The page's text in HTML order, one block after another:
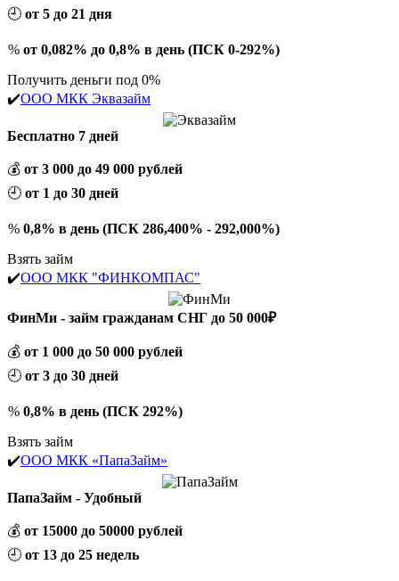
🕘 от 5 до 21 дня
% от 0,082% до 0,8% в день (ПСК 0-292%)
Получить деньги под 0%
✔️ООО МКК Эквазайм
Бесплатно 7 дней
💰 от 3 000 до 49 000 рублей
🕘 от 1 до 30 дней
% 0,8% в день (ПСК 286,400% - 292,000%)
Взять займ
✔️ООО МКК "ФИНКОМПАС"
ФинМи - займ гражданам СНГ до 50 000₽
💰 от 1 000 до 50 000 рублей
🕘 от 3 до 30 дней
% 0,8% в день (ПСК 292%)
Взять займ
✔️ООО МКК «ПапаЗайм»
ПапаЗайм - Удобный
💰 от 15000 до 50000 рублей
🕘 от 13 до 25 недель